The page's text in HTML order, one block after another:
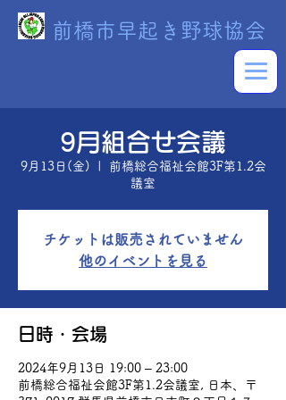
前橋市早起き野球協会
9月組合せ会議
9月13日(金)
前橋総合福祉会館3F第1.2会
議室
チケットは販売されていません
他のイベントを見る
日時・会場
2024年9月13日 19:00 – 23:00
前橋総合福祉会館3F第1.2会議室, 日本、〒